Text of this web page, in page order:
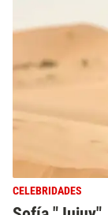
CELEBRIDADES